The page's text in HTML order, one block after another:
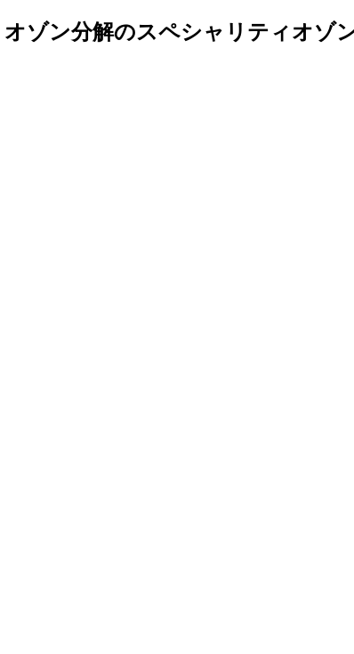
ゾン分解のスペシャリティオゾ